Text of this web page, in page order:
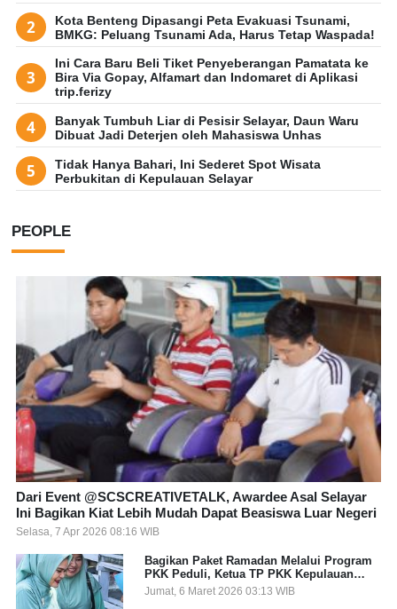
Kota Benteng Dipasangi Peta Evakuasi Tsunami,
BMKG: Peluang Tsunami Ada, Harus Tetap Waspada!
Ini Cara Baru Beli Tiket Penyeberangan Pamatata ke
Bira Via Gopay, Alfamart dan Indomaret di Aplikasi
trip.ferizy
Banyak Tumbuh Liar di Pesisir Selayar, Daun Waru
Dibuat Jadi Deterjen oleh Mahasiswa Unhas
Tidak Hanya Bahari, Ini Sederet Spot Wisata
Perbukitan di Kepulauan Selayar
PEOPLE
Dari Event @SCSCREATIVETALK, Awardee Asal Selayar
Ini Bagikan Kiat Lebih Mudah Dapat Beasiswa Luar Negeri
Selasa, 7 Apr 2026 08:16 WIB
Bagikan Paket Ramadan Melalui Program
PKK Peduli, Ketua TP PKK Kepulauan
Selayar: Puasa Adalah Ajang Melatih
Kepekaan Sosial
Jumat, 6 Maret 2026 03:13 WIB